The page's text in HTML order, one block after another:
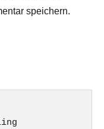
speichern.